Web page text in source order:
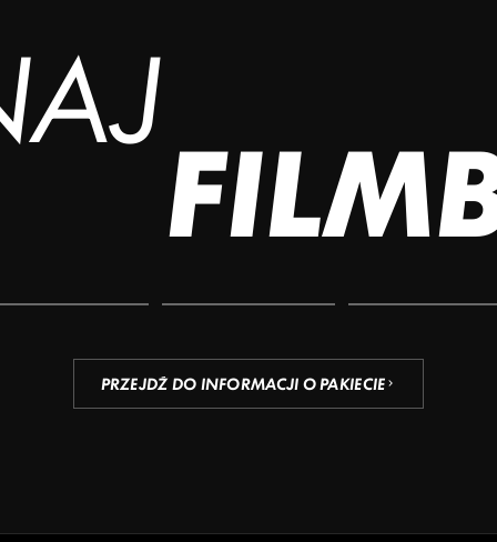
PRZEJDŹ DO INFORMACJI O PAKIECIE